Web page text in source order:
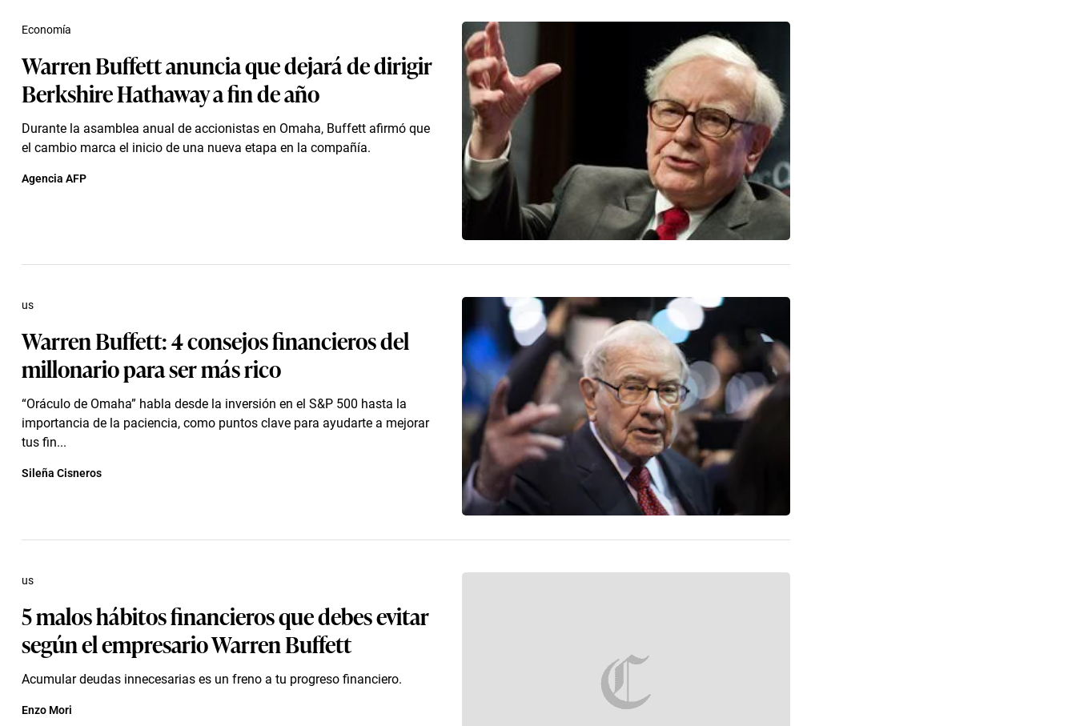
Warren Buffett anuncia que dejará de dirigir
Berkshire Hathaway a fin de año
Durante la asamblea anual de accionistas en Omaha, Buffett afirmó que
el cambio marca el inicio de una nueva etapa en la compañía.
Economía
Agencia AFP
Warren Buffett: 4 consejos financieros del
millonario para ser más rico
“Oráculo de Omaha” habla desde la inversión en el S&P 500 hasta la
importancia de la paciencia, como puntos clave para ayudarte a mejorar
tus fin...
us
Sileña Cisneros
5 malos hábitos financieros que debes evitar
según el empresario Warren Buffett
Acumular deudas innecesarias es un freno a tu progreso financiero.
us
Enzo Mori